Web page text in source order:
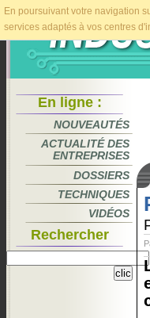
En poursuivant votre navigation
services adaptés à vos centres
En ligne :
NOUVEAUTÉS
ACTUALITÉ DES
ENTREPRISES
DOSSIERS
TECHNIQUES
VIDÉOS
Rechercher